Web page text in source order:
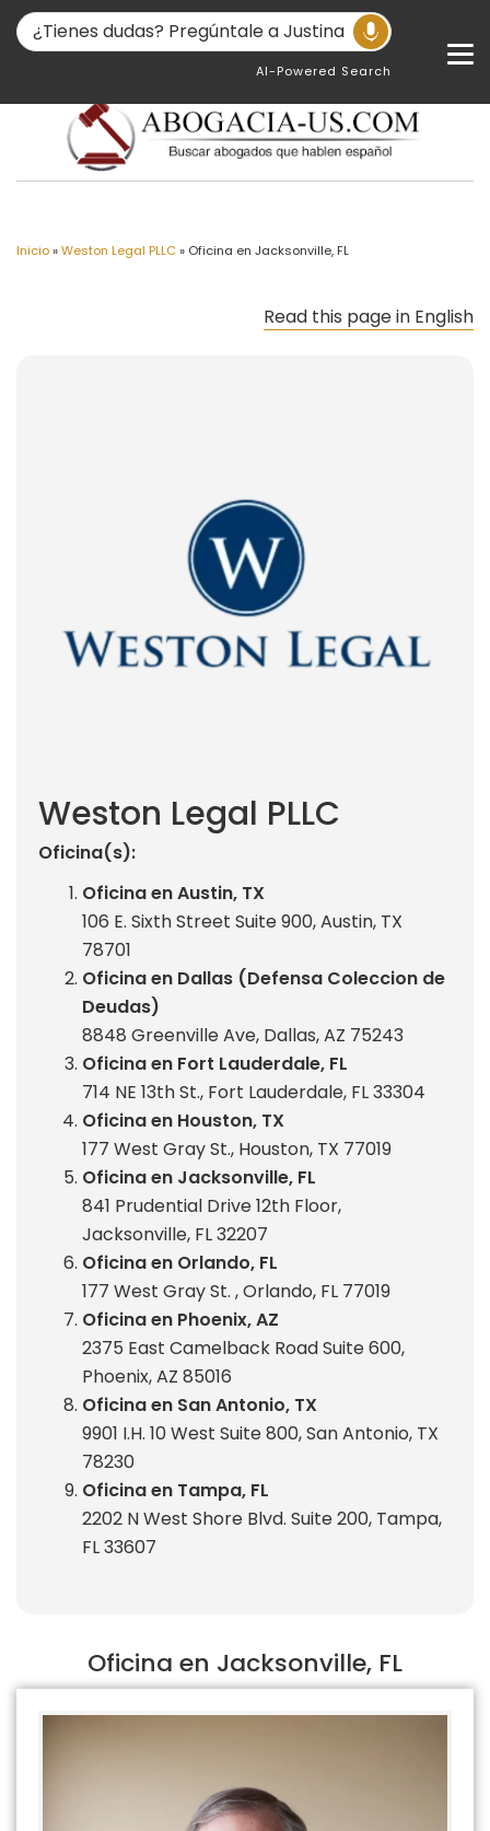
AI-Powered Search
Inicio»Weston Legal PLLC » Oficina en Jacksonville, FL
Read this page in English
Weston Legal PLLC
Oficina(s):
Oficina en Austin, TX
106 E. Sixth Street Suite 900, Austin, TX
78701
Oficina en Dallas (Defensa Coleccion de
Deudas)
8848 Greenville Ave, Dallas, AZ 75243
Oficina en Fort Lauderdale, FL
714 NE 13th St., Fort Lauderdale, FL 33304
Oficina en Houston, TX
177 West Gray St., Houston, TX 77019
Oficina en Jacksonville, FL
841 Prudential Drive 12th Floor,
Jacksonville, FL 32207
Oficina en Orlando, FL
177 West Gray St. , Orlando, FL 77019
Oficina en Phoenix, AZ
2375 East Camelback Road Suite 600,
Phoenix, AZ 85016
Oficina en San Antonio, TX
9901 I.H. 10 West Suite 800, San Antonio, TX
78230
Oficina en Tampa, FL
2202 N West Shore Blvd. Suite 200, Tampa,
FL 33607
Oficina en Jacksonville, FL